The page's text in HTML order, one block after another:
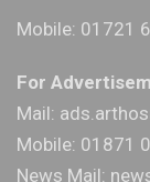
Mobile: 01721
For
Mail:
Mobile: 01871
News Mail: